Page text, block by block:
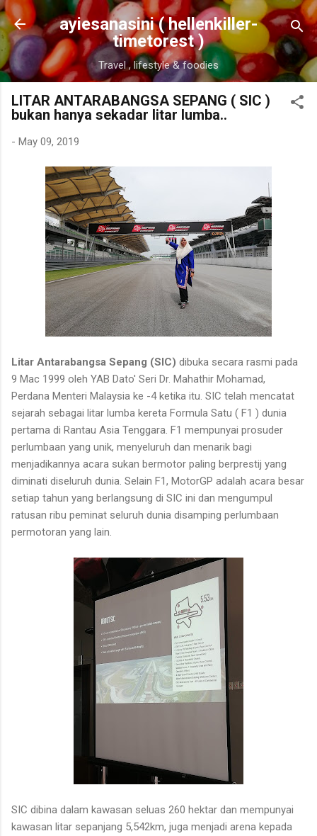
Skip to main content
ayiesanasini ( hellenkiller-
timetorest )
Travel , lifestyle & foodies
LITAR ANTARABANGSA SEPANG ( SIC )
bukan hanya sekadar litar lumba..
- May 09, 2019
Litar Antarabangsa Sepang (SIC) dibuka secara rasmi pada
9 Mac 1999 oleh YAB Dato' Seri Dr. Mahathir Mohamad,
Perdana Menteri Malaysia ke -4 ketika itu. SIC telah mencatat
sejarah sebagai litar lumba kereta Formula Satu ( F1 ) dunia
pertama di Rantau Asia Tenggara. F1 mempunyai prosuder
perlumbaan yang unik, menyeluruh dan menarik bagi
menjadikannya acara sukan bermotor paling berprestij yang
diminati diseluruh dunia. Selain F1, MotorGP adalah acara besar
setiap tahun yang berlangsung di SIC ini dan mengumpul
ratusan ribu peminat seluruh dunia disamping perlumbaan
permotoran yang lain.
SIC dibina dalam kawasan seluas 260 hektar dan mempunyai
kawasan litar sepanjang 5,542km, juga menjadi arena kepada